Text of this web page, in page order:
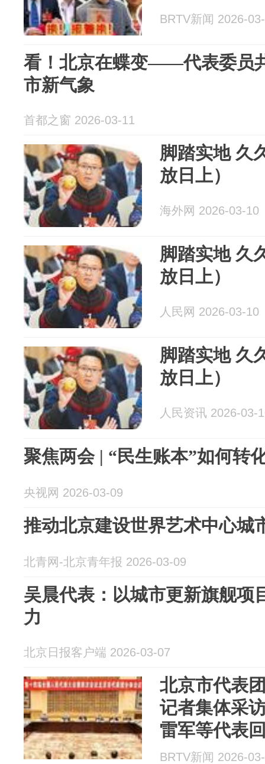
BRTV新闻 2026-
看！北京在蝶变——代表委员
市新气象
首都之窗 2026-03-11
脚踏实地 久
放日上）
海外网 2026-03-10
脚踏实地 久
放日上）
人民网 2026-03-10
脚踏实地 久
放日上）
人民资讯 2026-03-
聚焦两会 | “民生账本”如何转
央视网 2026-03-09
推动北京建设世界艺术中心城
北青网-北京青年报 2026-03-09
吴晨代表：以城市更新旗舰项
力
北京日报客户端 2026-03-07
北京市代表
记者集体采
雷军等代表
BRTV新闻 2026-